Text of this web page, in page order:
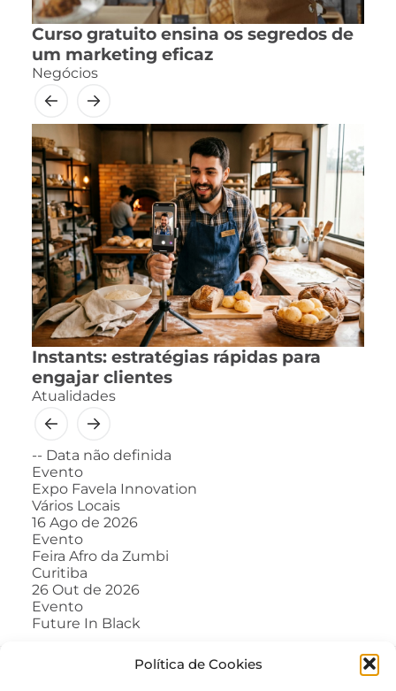
Política de Cookies
Curso gratuito ensina os segredos de
um marketing eficaz
Negócios
Instants: estratégias rápidas para
engajar clientes
Atualidades
-- Data não definida
Evento
Expo Favela Innovation
Vários Locais
16 Ago de 2026
Evento
Feira Afro da Zumbi
Curitiba
26 Out de 2026
Evento
Future In Black